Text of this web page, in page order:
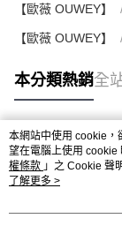
【歐薇 OUWEY】
【歐薇 OUWEY】
本分類熱銷全
熱門標籤
本網站中使用 cookie，
望在電腦上使用 cookie
權條款 」之 Cookie 聲
用條款之 Cookie 聲明
了解更多 >